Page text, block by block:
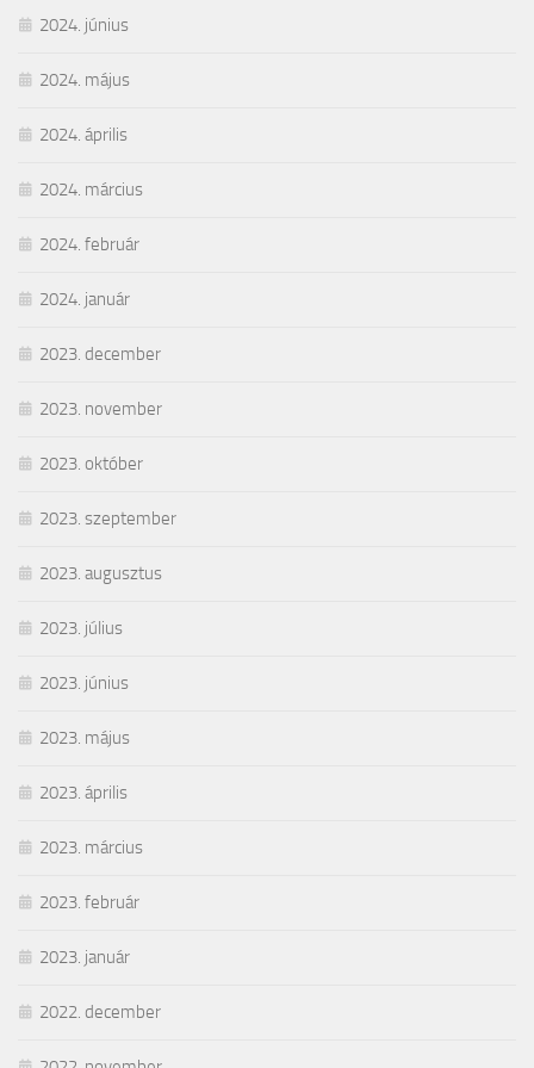
2024. június
2024. május
2024. április
2024. március
2024. február
2024. január
2023. december
2023. november
2023. október
2023. szeptember
2023. augusztus
2023. július
2023. június
2023. május
2023. április
2023. március
2023. február
2023. január
2022. december